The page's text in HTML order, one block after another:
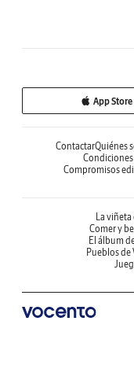
App Store
ContactarQuiénes
Condiciones
Compromisos
La viñeta
Comer y
El álbum
Pueblos de